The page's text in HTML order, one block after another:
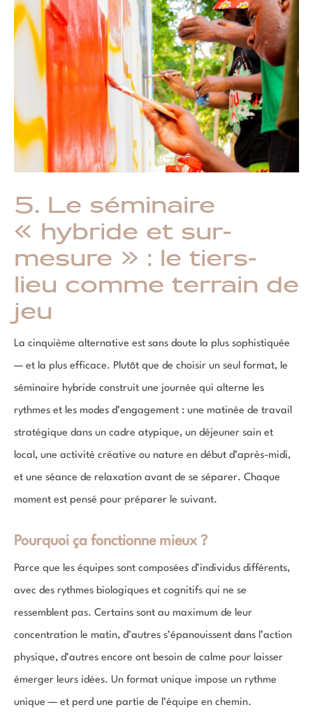
5. Le séminaire
« hybride et sur-
mesure » : le tiers-
lieu comme terrain de
jeu
La cinquième alternative est sans doute la plus sophistiquée
— et la plus efficace. Plutôt que de choisir un seul format, le
séminaire hybride construit une journée qui alterne les
rythmes et les modes d’engagement : une matinée de travail
stratégique dans un cadre atypique, un déjeuner sain et
local, une activité créative ou nature en début d’après-midi,
et une séance de relaxation avant de se séparer. Chaque
moment est pensé pour préparer le suivant.
Pourquoi ça fonctionne mieux ?
Parce que les équipes sont composées d’individus différents,
avec des rythmes biologiques et cognitifs qui ne se
ressemblent pas. Certains sont au maximum de leur
concentration le matin, d’autres s’épanouissent dans l’action
physique, d’autres encore ont besoin de calme pour laisser
émerger leurs idées. Un format unique impose un rythme
unique — et perd une partie de l’équipe en chemin.